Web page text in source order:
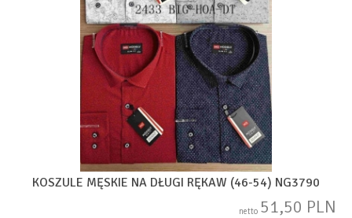
KOSZULE MĘSKIE NA DŁUGI RĘKAW (46-54) NG3790
netto 51,50 PLN